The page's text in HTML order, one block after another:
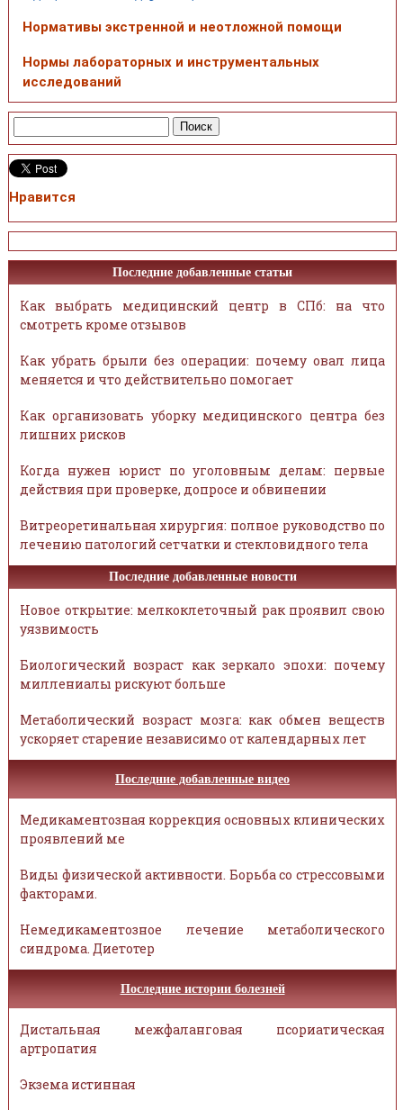
Нормативы экстренной и неотложной помощи
Нормы лабораторных и инструментальных
исследований
Нравится
Последние добавленные статьи
Как выбрать медицинский центр в СПб: на что
смотреть кроме отзывов
Как убрать брыли без операции: почему овал лица
меняется и что действительно помогает
Как организовать уборку медицинского центра без
лишних рисков
Когда нужен юрист по уголовным делам: первые
действия при проверке, допросе и обвинении
Витреоретинальная хирургия: полное руководство по
лечению патологий сетчатки и стекловидного тела
Последние добавленные новости
Новое открытие: мелкоклеточный рак проявил свою
уязвимость
Биологический возраст как зеркало эпохи: почему
миллениалы рискуют больше
Метаболический возраст мозга: как обмен веществ
ускоряет старение независимо от календарных лет
Последние добавленные видео
Медикаментозная коррекция основных клинических
проявлений ме
Виды физической активности. Борьба со стрессовыми
факторами.
Немедикаментозное лечение метаболического
синдрома. Диетотер
Последние истории болезней
Дистальная межфаланговая псориатическая
артропатия
Экзема истинная